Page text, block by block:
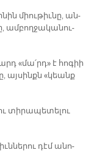
միու­թիւ­նը, ան­
ամ­բող­ջա­կա­նու­
«մա՛րդ» է հո­գիի
այ­սինքն «կեանք
տի­րա­պե­տե­լու
դէմ ա­նո­